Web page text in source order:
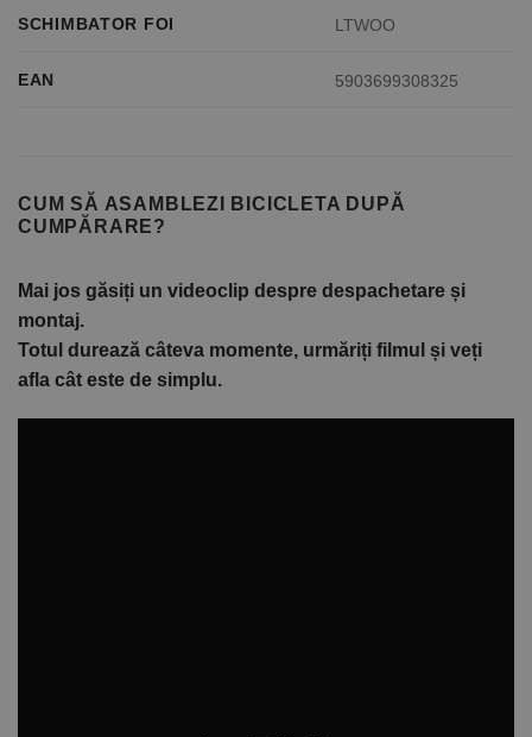
SCHIMBATOR FOI LTWOO
EAN 5903699308325
CUM SĂ ASAMBLEZI BICICLETA DUPĂ
CUMPĂRARE?
Mai jos găsiți un videoclip despre despachetare și
montaj.
Totul durează câteva momente, urmăriți filmul și veți
afla cât este de simplu.